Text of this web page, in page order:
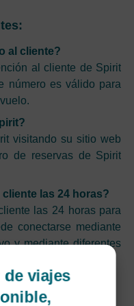
al cliente?
al cliente de Spirit
número es válido para
visitando su sitio web
de reservas de Spirit
las 24 horas?
las 24 horas para
conectarse mediante
y mediante diferentes
de viajes